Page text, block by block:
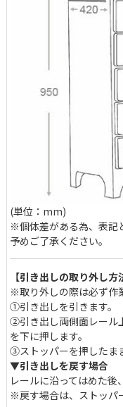
(単位：mm)
※個体差がある為、表記
予めご了承ください。
【引き出しの取り外し方
※取り外しの際は必ず作
①引き出しを引きます。
②引き出し両側面レール
を下に押します。
③ストッパーを押したま
▼引き出しを戻す場合
レールに沿ってはめた後
※戻す場合は、ストッパ